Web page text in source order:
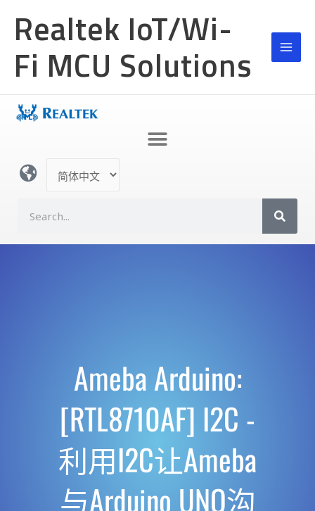
Realtek IoT/Wi-
Fi MCU Solutions
言
a
Ameba Arduino:
[RTL8710AF] I2C -
利用I2C让Ameba
与Arduino UNO沟